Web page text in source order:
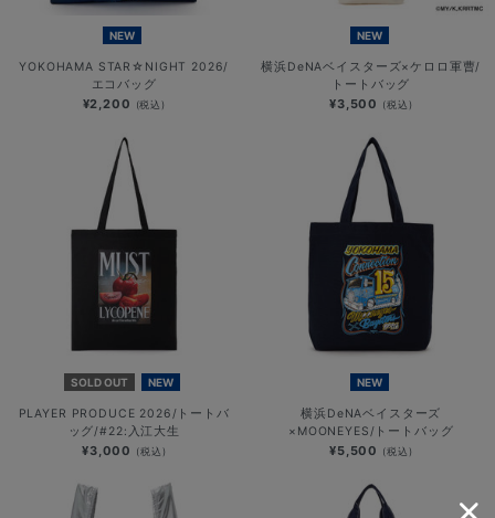
NEW
YOKOHAMA STAR☆NIGHT 2026/
エコバッグ
¥2,200 (税込)
NEW
横浜DeNAベイスターズ×ケロロ軍曹/
トートバッグ
¥3,500 (税込)
SOLD OUT NEW
PLAYER PRODUCE 2026/トートバ
ッグ/#22:入江大生
¥3,000 (税込)
NEW
横浜DeNAベイスターズ
×MOONEYES/トートバッグ
¥5,500 (税込)